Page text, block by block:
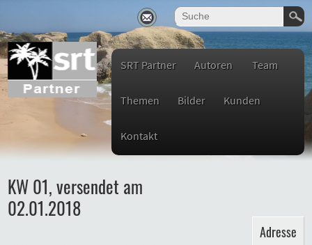
SRT Partner Autoren Team
Themen Bilder Kunden
Kontakt
KW 01, versendet am
02.01.2018
Adresse